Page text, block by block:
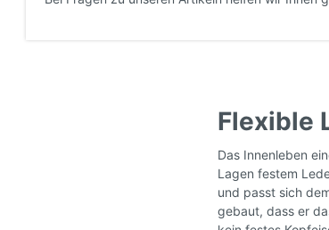
Flexible
Das Innenleben
Lagen festem
und passt sich
gebaut, dass er